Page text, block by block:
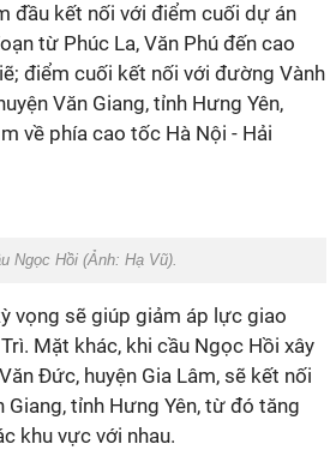
đầu kết nối với điểm cuối dự án
từ Phúc La, Văn Phú đến cao
điểm cuối kết nối với đường Vành
Văn Giang, tỉnh Hưng Yên,
về phía cao tốc Hà Nội - Hải
Ngọc Hồi (Ảnh: Hạ Vũ).
vọng sẽ giúp giảm áp lực giao
Mặt khác, khi cầu Ngọc Hồi xây
Đức, huyện Gia Lâm, sẽ kết nối
Giang, tỉnh Hưng Yên, từ đó tăng
khu vực với nhau.